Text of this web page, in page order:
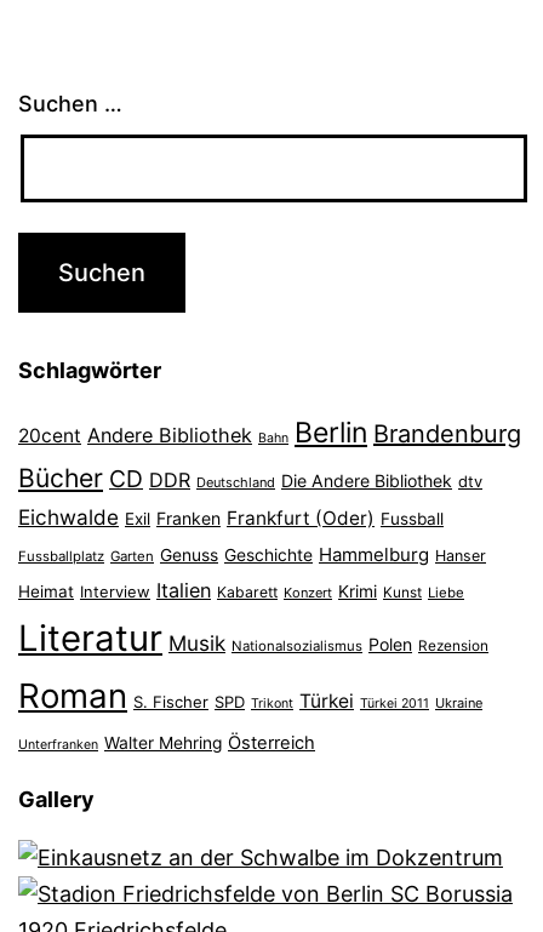
Suchen …
Schlagwörter
20cent Andere Bibliothek Bahn Berlin Brandenburg
Bücher CD DDR Deutschland Die Andere Bibliothek dtv
Eichwalde Exil Franken Frankfurt (Oder) Fussball
Fussballplatz Garten Genuss Geschichte Hammelburg Hanser
Heimat Interview Italien Kabarett Konzert Krimi Kunst Liebe
Literatur Musik Nationalsozialismus Polen Rezension
Roman S. Fischer SPD Trikont Türkei Türkei 2011 Ukraine
Unterfranken Walter Mehring Österreich
Gallery